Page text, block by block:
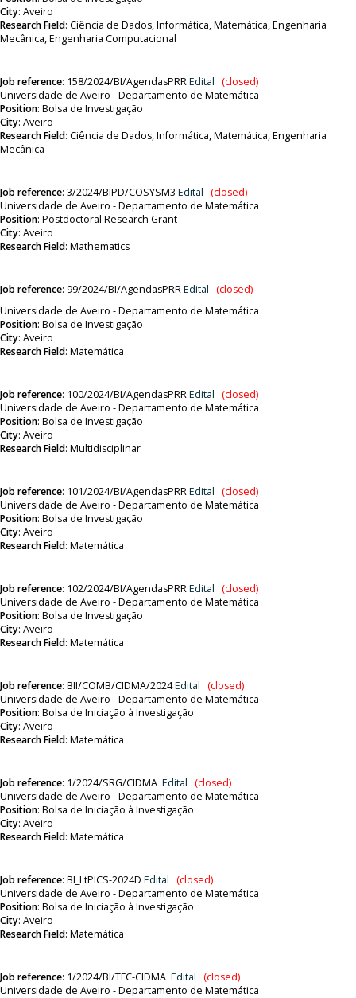
City: Aveiro
Research Field: Ciência de Dados, Informática, Matemática, Engenharia
Mecânica, Engenharia Computacional
Job reference: 158/2024/BI/AgendasPRREdital
(closed)
Universidade de Aveiro - Departamento de Matemática
Position: Bolsa de Investigação
City: Aveiro
Research Field: Ciência de Dados, Informática, Matemática, Engenharia
Mecânica
Job reference: 3/2024/BIPD/COSYSM3 Edital
(closed)
Universidade de Aveiro - Departamento de Matemática
Position: Postdoctoral Research Grant
City: Aveiro
Research Field: Mathematics
Job reference: 99/2024/BI/AgendasPRREdital
(closed)
Universidade de Aveiro - Departamento de Matemática
Position: Bolsa de Investigação
City: Aveiro
Research Field: Matemática
Job reference: 100/2024/BI/AgendasPRREdital
(closed)
Universidade de Aveiro - Departamento de Matemática
Position: Bolsa de Investigação
City: Aveiro
Research Field: Multidisciplinar
Job reference: 101/2024/BI/AgendasPRREdital
(closed)
Universidade de Aveiro - Departamento de Matemática
Position: Bolsa de Investigação
City: Aveiro
Research Field: Matemática
Job reference: 102/2024/BI/AgendasPRREdital
(closed)
Universidade de Aveiro - Departamento de Matemática
Position: Bolsa de Investigação
City: Aveiro
Research Field: Matemática
Job reference: BII/COMB/CIDMA/2024Edital
(closed)
Universidade de Aveiro - Departamento de Matemática
Position: Bolsa de Iniciação à Investigação
City: Aveiro
Research Field: Matemática
Job reference: 1/2024/SRG/CIDMA Edital
(closed)
Universidade de Aveiro - Departamento de Matemática
Position: Bolsa de Iniciação à Investigação
City: Aveiro
Research Field: Matemática
Job reference: BI_LtPICS-2024D Edital
(closed)
Universidade de Aveiro - Departamento de Matemática
Position: Bolsa de Iniciação à Investigação
City: Aveiro
Research Field: Matemática
Job reference: 1/2024/BI/TFC-CIDMA Edital
(closed)
Universidade de Aveiro - Departamento de Matemática